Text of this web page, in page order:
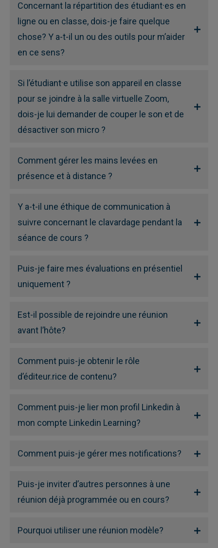
Concernant la répartition des étudiant·es en
ligne ou en classe, dois-je faire quelque
chose? Y a-t-il un ou des outils pour m’aider
en ce sens?
Si l’étudiant·e utilise son appareil en classe
pour se joindre à la salle virtuelle Zoom,
dois-je lui demander de couper le son et de
désactiver son micro ?
Comment gérer les mains levées en
présence et à distance ?
Y a-t-il une éthique de communication à
suivre concernant le clavardage pendant la
séance de cours ?
Puis-je faire mes évaluations en présentiel
uniquement ?
Est-il possible de rejoindre une réunion
avant l’hôte?
Comment puis-je obtenir le rôle
d’éditeur.rice de contenu?
Comment puis-je lier mon profil Linkedin à
mon compte Linkedin Learning?
Comment puis-je gérer mes notifications?
Puis-je inviter d’autres personnes à une
réunion déjà programmée ou en cours?
Pourquoi utiliser une réunion modèle?